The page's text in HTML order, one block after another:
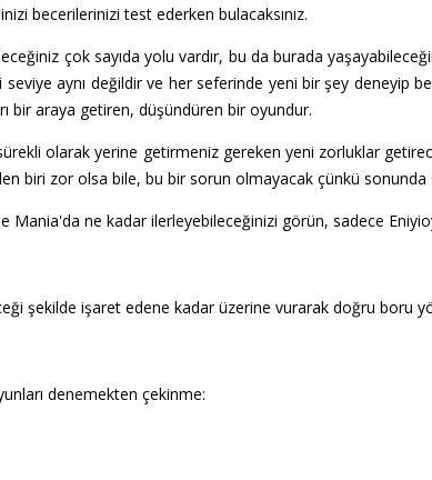
becerilerinizi test ederken bulacaksınız.
çok sayıda yolu vardır, bu da burada
aynı değildir ve her seferinde yeni bir şey deneyip
bir araya getiren, düşündüren bir oyundur.
olarak yerine getirmeniz gereken yeni zorluklar
biri zor olsa bile, bu bir sorun olmayacak çünkü
Mania'da ne kadar ilerleyebileceğinizi görün, sadece
şekilde işaret edene kadar üzerine vurarak doğru boru
denemekten çekinme: